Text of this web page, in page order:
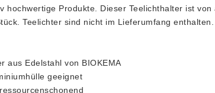
hochwertige Produkte. Dieser Teelichthalter ist
Teelichter sind nicht im Lieferumfang enthalten.
aus Edelstahl von BIOKEMA
geeignet